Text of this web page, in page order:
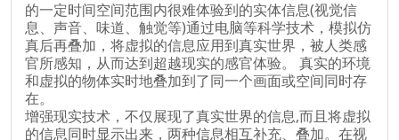
的一定时间空间范围内很难体验到的实体信息(视觉信
息、声音、味道、触觉等)通过电脑等科学技术，模拟仿
真后再叠加，将虚拟的信息应用到真实世界，被人类感
官所感知，从而达到超越现实的感官体验。 真实的环境
和虚拟的物体实时地叠加到了同一个画面或空间同时存
在。
增强现实技术，不仅展现了真实世界的信息,而且将虚拟
的信息同时显示出来，两种信息相互补充、叠加。在视